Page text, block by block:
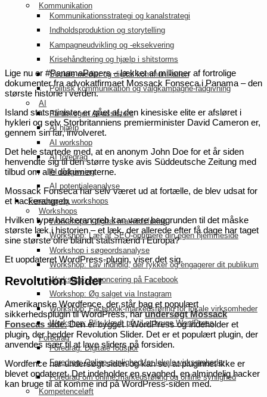
Kommunikation
Kommunikationsstrategi og kanalstrategi
Indholdsproduktion og storytelling
Kampagneudvikling og -eksekvering
Krisehåndtering og hjælp i shitstorms
Sociale medier og digital kommunikation
Politisk kommunikation og valgkampagne-rådgivning
AI
Få din egen AI-assistent
AI hjælp
AI workshop
AI foredrag
AI rådgivning
AI potentialeanalyse
Foredrag og workshops
Workshops
Workshops i digital markedsføring
Workshop: Lær at SEO-optimere din egen hjemmeside
Workshop i søgeordsanalyse
Workshop: Lav indhold, der rykker og engagerer dit publikum
Workshop: Annoncering på Facebook
Workshop: Øg salget via Instagram
Workshop: Facebook-markedsføring for lokale virksomheder
Workshop: Bliv klædt på til at bruge WordPress
Foredrag
Foredrag: Digitale fodspor
Foredrag: Online synlighed for lokale virksomheder
Foredrag om online markedsføring og online synlighed
Kompetenceløft
Lige nu er #PanamaPapers – lækket af millioner af fortrolige
dokumenter fra advokatfirmaet Mossack Fonseca i Panama – den
største historie i verden.
Island statsminister er gået af, den kinesiske elite er afsløret i
hykleri og selv Storbritanniens premierminister David Cameron er,
gennem sin far, involveret.
Det hele startede med, at en anonym John Doe for et år siden
henvendte sig til den større tyske avis Süddeutsche Zeitung med
tilbud om alle dokumenterne.
Mossack Fonseca har selv været ud at fortælle, de blev udsat for
et hackerangreb.
Hvilken type hackerangreb kan være baggrunden til det måske
største læk i historien – et læk, der allerede efter få dage har taget
sine største ofre blandt statsmænd i Europa?
Et uopdateret WordPress-plugin, viser det sig.
Revolution Slider
Amerikanske Wordfence, der står bag et populært
sikkerhedsplugin til WordPress, harundersøgt Mossack
Fonsecas side.Den er bygget i WordPress og indeholder et
plugin, der hedder Revolution Slider. Det er et populært plugin, der
anvendes især til at lave sliders på forsiden.
Wordfence har undersøgt siden og kan se, at pluginnet ikke er
blevet opdateret. Det indeholder en svaghed, en almindelig hacker
kan bruge til at komme ind på WordPress-siden med.